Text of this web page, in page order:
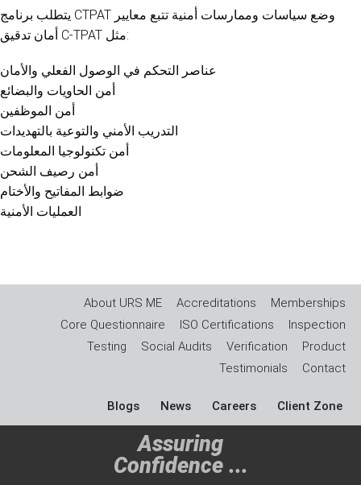
يتطلب برنامج CTPAT وضع سياسات وممارسات أمنية تتبع معايير
أمان تدقيق C-TPAT مثل:
عناصر التحكم في الوصول الفعلي والأمان
أمن الحاويات والبضائع
أمن الموظفين
التدريب الأمني ​​والتوعية بالتهديدات
أمن تكنولوجيا المعلومات
أمن رصيف الشحن
ضوابط المفاتيح والأختام
العمليات الأمنية
About URS ME Accreditations
Memberships
Core Questionnaire
ISO Certifications
Inspection
Testing
Social Audits Verification
Product
Testimonials
Contact
Blogs News Careers Client Zone
Assuring
Confidence ...